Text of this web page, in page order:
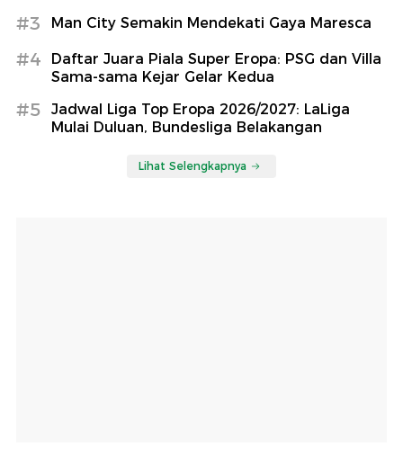
#3 Man City Semakin Mendekati Gaya Maresca
#4
Daftar Juara Piala Super Eropa: PSG dan Villa
Sama-sama Kejar Gelar Kedua
#5
Jadwal Liga Top Eropa 2026/2027: LaLiga
Mulai Duluan, Bundesliga Belakangan
Lihat Selengkapnya